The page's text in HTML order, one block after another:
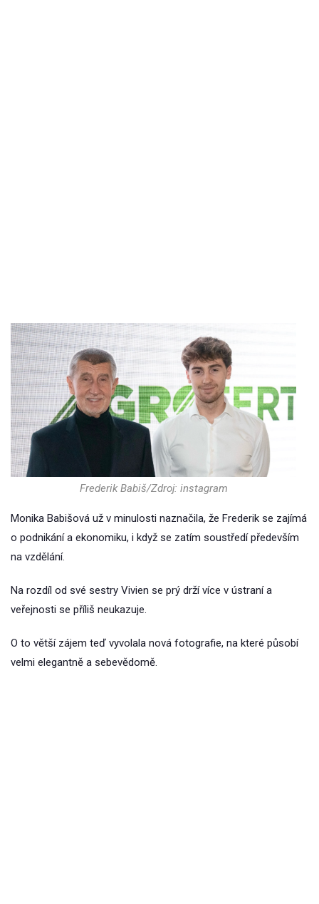
Frederik Babiš/Zdroj: instagram
Monika Babišová už v minulosti naznačila, že Frederik se zajímá
o podnikání a ekonomiku, i když se zatím soustředí především
na vzdělání.
Na rozdíl od své sestry Vivien se prý drží více v ústraní a
veřejnosti se příliš neukazuje.
O to větší zájem teď vyvolala nová fotografie, na které působí
velmi elegantně a sebevědomě.